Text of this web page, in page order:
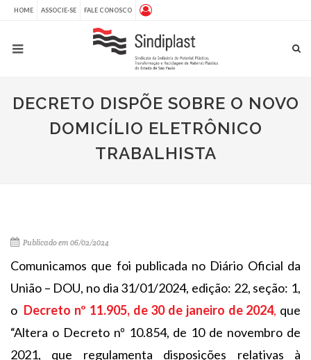
HOME ASSOCIE-SE FALE CONOSCO
DECRETO DISPÕE SOBRE O NOVO
DOMICÍLIO ELETRÔNICO
TRABALHISTA
Publicado em 06/02/2024
Comunicamos que foi publicada no Diário Oficial da
União – DOU, no dia 31/01/2024, edição: 22, seção: 1,
o Decreto nº 11.905, de 30 de janeiro de 2024, que
“Altera o Decreto nº 10.854, de 10 de novembro de
2021, que regulamenta disposições relativas à